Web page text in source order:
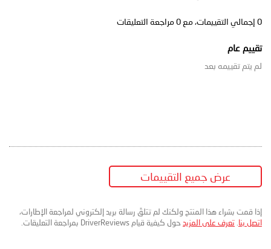
0 إجمالي التقييمات، مع 0 مراجعة التعليقات
تقييم عام
لم يتم تقييمه بعد
عرض جميع التقييمات
إذا قمت بشراء هذا المنتج ولكنك لم تتلقَ رسالة بريد إلكتروني لمراجعة الإطارات،
اتصل بنا تعرف على المزيد حول كيفية قيام DriverReviews بمراجعة التعليقات.